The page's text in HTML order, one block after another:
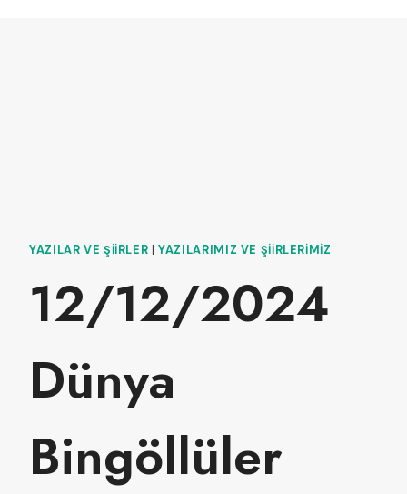
YAZILAR VE ŞIIRLER |YAZILARIMIZ VE ŞIIRLERIMIZ
12/12/2024
Dünya
Bingöllüler